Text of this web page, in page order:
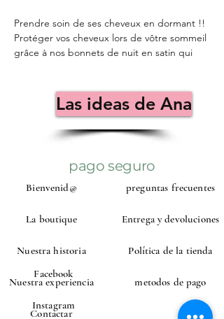
Prendre soin de ses cheveux en dormant !!
Protéger vos cheveux lors de vôtre sommeil
grâce à nos bonnets de nuit en satin qui
✅En satin de haute qualité
✅Réversible
✅Avec élastique réglable
25cm pour de cheveux courts et cheveux
longs pas très épais et Lavzc une
longs au de cheveux très épais
La matière douce du satin évitera le
frottement et évitera aux cheveux de
s'emmêler.
Las ideas de Ana
Bienvenid@
La boutique
Nuestra historia
Nuestra experiencia
Contactar
preguntas frecuentes
Entrega y devoluciones
Política de la tienda
metodos de pago
pago seguro
Facebook
Instagram